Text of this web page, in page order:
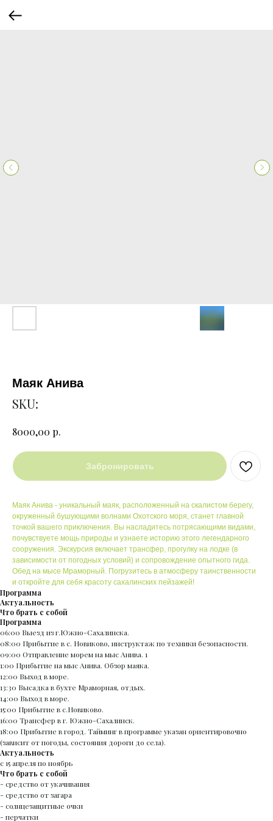
Маяк Анива
SKU:
8000,00 р.
Забронировать
Маяк Анива - уникальный маяк, расположенный на скалистом берегу,
окруженный бушующими волнами Охотского моря, станет главной
точкой вашего приключения. Вы насладитесь потрясающими видами,
почувствуете мощь природы и узнаете историю этого легендарного
сооружения. Экскурсия включает трансфер, прогулку на лодке (в
зависимости от погодных условий) и сопровождение опытного гида.
Обед на мысе Мраморный. Погрузитесь в атмосферу таинственности
и откройте для себя красоту сахалинских пейзажей!
Программа
Актуальность
Что брать с собой
Программа
06:00 Выезд из г.Южно-Сахалинска.
08:00 Прибытие в с. Новиково, инструктаж по техники безопасности.
09:00 Отправление морем на мыс Анива. 1
1:00 Прибытие на мыс Анива. Обзор маяка.
12:00 Выход в море.
13:30 Высадка в бухте Мраморная, отдых.
14:00 Выход в море.
15:00 Прибытие в с.Новиково.
16:00 Трансфер в г. Южно-Сахалинск.
18:00 Прибытие в город. Тайминг в программе указан ориентировочно
(зависит от погоды, состояния дороги до села).
Актуальность
с 15 апреля по ноябрь
Что брать с собой
- средство от укачивания
- средство от загара
- солнцезащитные очки
- перчатки